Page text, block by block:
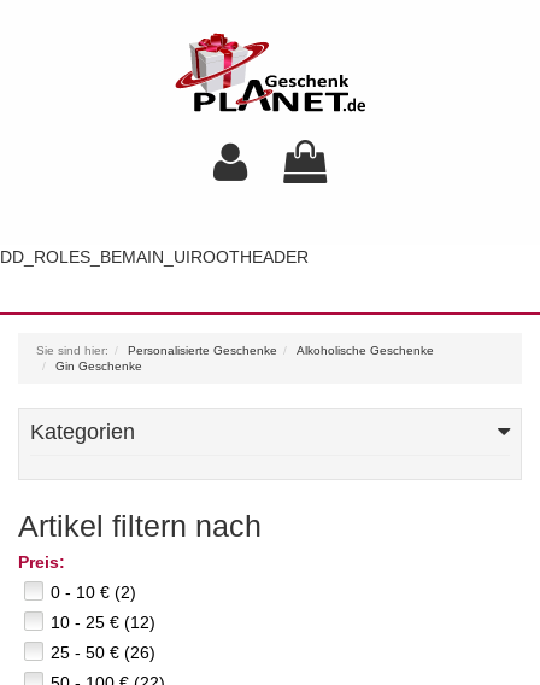
DD_ROLES_BEMAIN_UIROOTHEADER
Sie sind hier: Personalisierte Geschenke
Alkoholische Geschenke
Gin Geschenke
Kategorien
Artikel filtern nach
Preis:
0 - 10 € (2)
10 - 25 € (12)
25 - 50 € (26)